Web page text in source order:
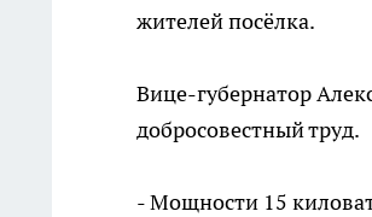
жителей посёлка.
Вице-губернатор
добросовестный труд.
- Мощности 15